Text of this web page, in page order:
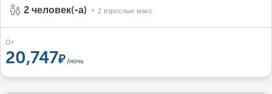
2 человек(-а) 2 взрослые макс.
От
20,747 /ночь